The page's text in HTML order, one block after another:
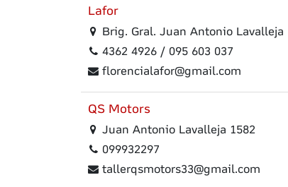
Lafor
Brig. Gral. Juan Antonio Lavalleja
4362 4926 / 095 603 037
florencialafor@gmail.com
QS Motors
Juan Antonio Lavalleja 1582
099932297
tallerqsmotors33@gmail.com